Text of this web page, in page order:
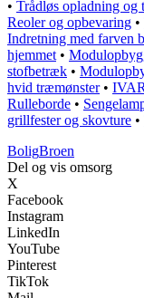
• Trådløs opladning og
Reoler og opbevaring •
Indretning med farven
hjemmet •
stofbetræk •
hvid træmønster•
Rulleborde •
grillfester og skovture •
BoligBroen
Del og vis omsorg
X
Facebook
Instagram
LinkedIn
YouTube
Pinterest
TikTok